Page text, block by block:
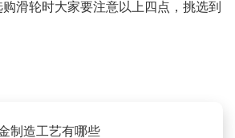
滑轮时大家要注意以上四点，挑选到